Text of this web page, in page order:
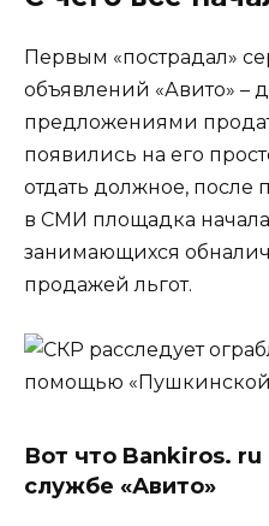
Первым «пострадал»
объявлений «Авито» –
предложениями
появились на его
отдать должное,
в СМИ площадка
занимающихся
продажей льгот.
Вот что Bankiros. ru
службе «Авито»